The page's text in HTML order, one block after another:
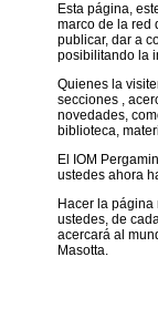
Esta página,
marco de la red
publicar, dar a
posibilitando la
Quienes la
secciones ,
novedades,
biblioteca,
El IOM
ustedes ahora
Hacer la
ustedes, de
acercará al
Masotta.